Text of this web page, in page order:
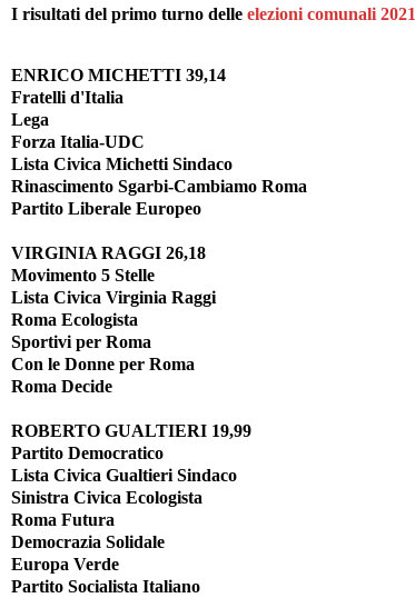
I risultati del primo turno delle elezioni comunali 2021
ENRICO MICHETTI 39,14
Fratelli d'Italia
Lega
Forza Italia-UDC
Lista Civica Michetti Sindaco
Rinascimento Sgarbi-Cambiamo Roma
Partito Liberale Europeo
VIRGINIA RAGGI 26,18
Movimento 5 Stelle
Lista Civica Virginia Raggi
Roma Ecologista
Sportivi per Roma
Con le Donne per Roma
Roma Decide
ROBERTO GUALTIERI 19,99
Partito Democratico
Lista Civica Gualtieri Sindaco
Sinistra Civica Ecologista
Roma Futura
Democrazia Solidale
Europa Verde
Partito Socialista Italiano